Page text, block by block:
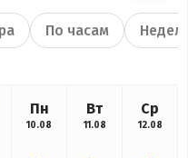
По часам
Пн
10.08
Вт
11.08
Ср
12.08